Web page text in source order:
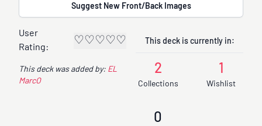
Suggest New Front/Back Images
User
Rating:
♡♡♡♡♡
This deck was added by: EL
MarcO
This deck is currently in:
2
Collections
1
Wishlist
0